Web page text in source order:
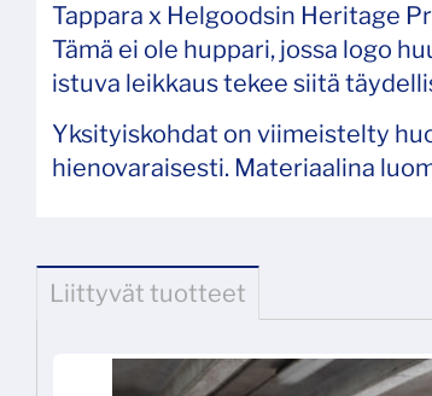
Tappara x Helgoodsin Heritage
Tämä ei ole huppari, jossa logo
istuva leikkaus tekee siitä
Yksityiskohdat on viimeistelty
hienovaraisesti. Materiaalina
Liittyvät tuotteet